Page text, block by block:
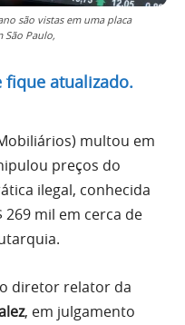
são vistas em uma placa
São Paulo,
fique atualizado.
multou em
preços do
ilegal, conhecida
269 mil em cerca de
diretor relator da
, em julgamento